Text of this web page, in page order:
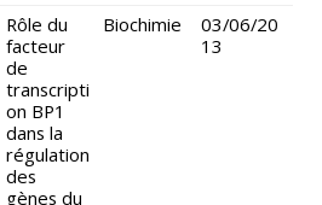
Rôle du
facteur
de
transcripti
on BP1
dans la
régulation
des
gènes du
Biochimie
03/06/20
13